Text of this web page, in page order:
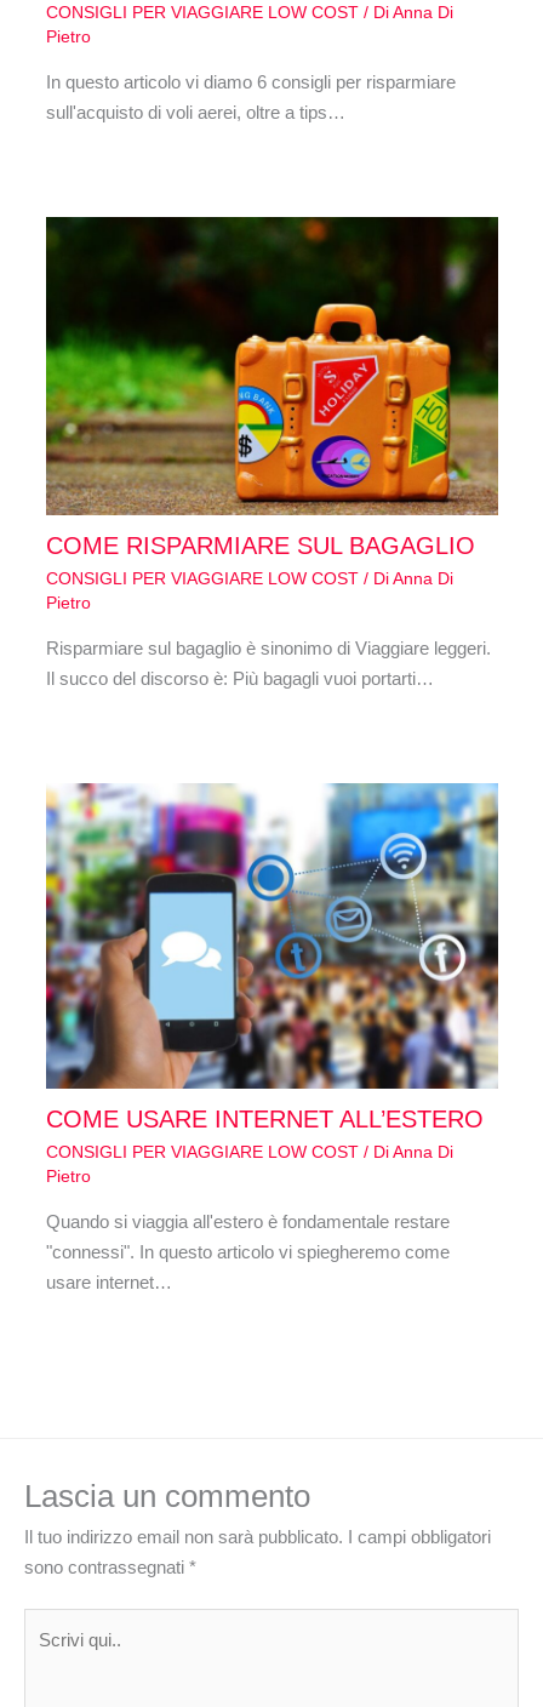
CONSIGLI PER VIAGGIARE LOW COST/ DiAnna Di
Pietro
In questo articolo vi diamo 6 consigli per risparmiare
sull'acquisto di voli aerei, oltre a tips…
COME RISPARMIARE SUL BAGAGLIO
CONSIGLI PER VIAGGIARE LOW COST/ DiAnna Di
Pietro
Risparmiare sul bagaglio è sinonimo di Viaggiare leggeri.
Il succo del discorso è: Più bagagli vuoi portarti…
COME USARE INTERNET ALL’ESTERO
CONSIGLI PER VIAGGIARE LOW COST/ DiAnna Di
Pietro
Quando si viaggia all'estero è fondamentale restare
"connessi". In questo articolo vi spiegheremo come
usare internet…
Lascia un commento
Il tuo indirizzo email non sarà pubblicato. I campi obbligatori
sono contrassegnati *